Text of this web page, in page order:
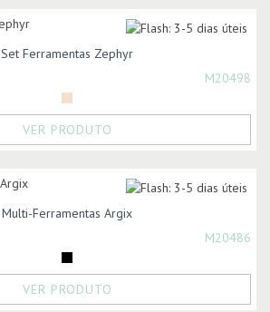
Set Ferramentas Zephyr
M20498
VER PRODUTO
Multi-Ferramentas Argix
M20486
VER PRODUTO